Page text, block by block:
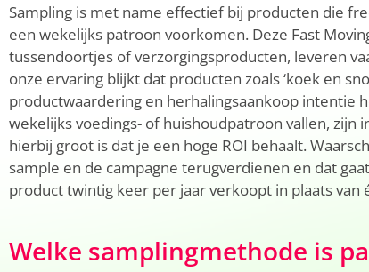
Sampling is met name effectief bij producten die
een wekelijks patroon voorkomen. Deze Fast
tussendoortjes of verzorgingsproducten, leveren
onze ervaring blijkt dat producten zoals ‘koek en
productwaardering en herhalingsaankoop intentie
wekelijks voedings- of huishoudpatroon vallen, zijn
hierbij groot is dat je een hoge ROI behaalt.
sample en de campagne terugverdienen en dat
product twintig keer per jaar verkoopt in plaats van
Welke samplingmethode is